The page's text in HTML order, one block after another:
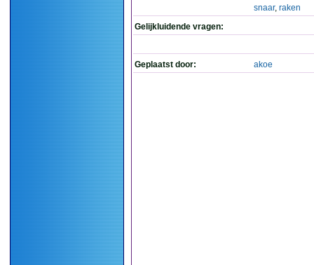
snaar, raken
Gelijkluidende vragen:
Geplaatst door: akoe